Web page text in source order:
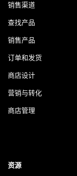
销售渠道
查找产品
销售产品
订单和发货
商店设计
营销与转化
商店管理
资源